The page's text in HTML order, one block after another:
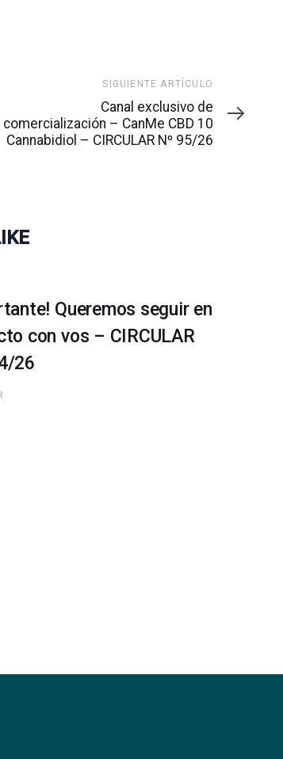
SIGUIENTE ARTÍCULO
Canal exclusivo de
comercialización – CanMe CBD 10
Cannabidiol – CIRCULAR Nº 95/26
Queremos seguir en
con vos – CIRCULAR
26